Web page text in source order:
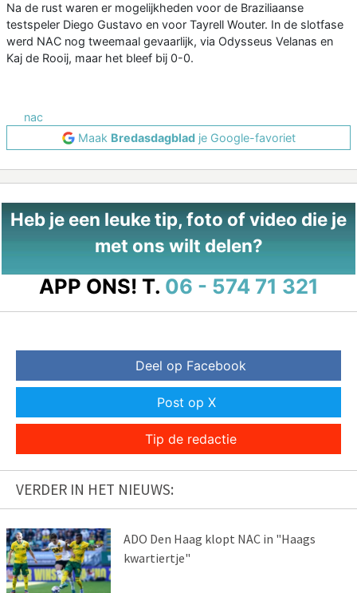
Na de rust waren er mogelijkheden voor de Braziliaanse
testspeler Diego Gustavo en voor Tayrell Wouter. In de slotfase
werd NAC nog tweemaal gevaarlijk, via Odysseus Velanas en
Kaj de Rooij, maar het bleef bij 0-0.
nac
Maak Bredasdagbladje Google-favoriet
Heb je een leuke tip, foto of video die je
met ons wilt delen?
APP ONS! T. 06 - 574 71 321
Deel op Facebook
Post op X
Tip de redactie
VERDER IN HET NIEUWS:
ADO Den Haag klopt NAC in "Haags
kwartiertje"